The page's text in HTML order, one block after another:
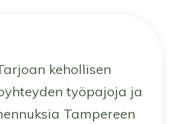
kehollisen
työpajoja ja
Tampereen